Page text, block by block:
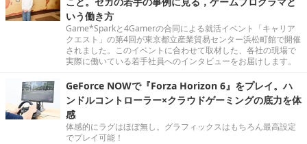
いう働き方
Game*Sparkと4Gamerの合同による就活イベント「キャリア
クエスト」の第4回が東京都立産業貿易センター浜松町館で開催
されました。このイベントに合わせて取材した、各社の現場で
実際に働いている若手社員へのインタビューをお届けします。
GeForce NOWで『Forza Horizon 6』をプレイ。ハ
ンドルコントローラー×クラウドゲーミングの底力を体
感
体感的にラグはほぼ無し。グラフィックスはもちろん最高設定
でプレイ可能！